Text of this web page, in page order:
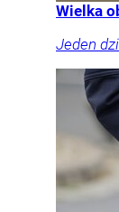
Wielka
Jeden